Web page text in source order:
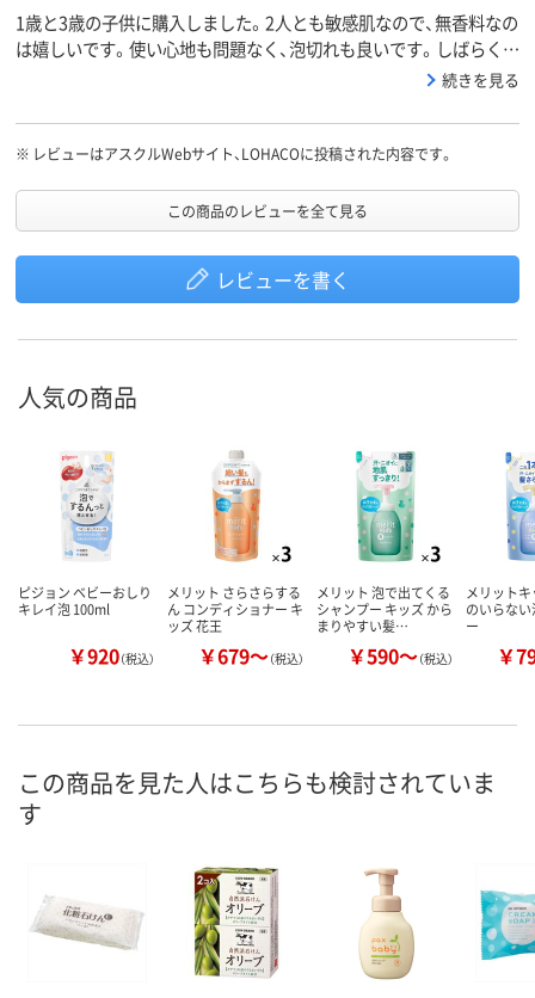
1歳と3歳の子供に購入しました。2人とも敏感肌なので、無香料なの
は嬉しいです。使い心地も問題なく、泡切れも良いです。しばらく続
続きを見る
※ レビューはアスクルWebサイト、LOHACOに投稿された内容です。
この商品のレビューを全て見る
レビューを書く
人気の商品
ピジョン ベビーおしり
キレイ泡 100ml
￥920（税込）
メリット さらさらする
ん コンディショナー キ
ッズ 花王
￥679～（税込）
メリット 泡で出てくる
シャンプー キッズ から
まりやすい髪…
￥590～（税込）
メリット
のいらな
ー
￥
この商品を見た人はこちらも検討されていま
す